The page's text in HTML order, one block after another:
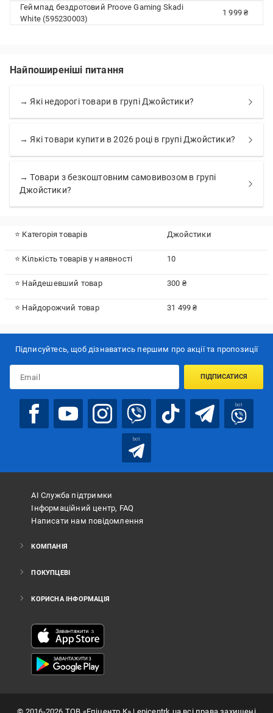
Геймпад бездротовий Proove Gaming Skadi
White (595230003)
1 999 ₴
Найпоширеніші питання
→ Які недорогі товари в групі Джойстики?
→ Які товари купити в 2026 році в групі Джойстики?
→ Товари з безкоштовним самовивозом в групі
Джойстики?
⭐ Категорія товарів Джойстики
⭐ Кількість товарів у наявності 10
⭐ Найдешевший товар 300 ₴
⭐ Найдорожчий товар 31 499 ₴
Підписуйтесь, щоб дізнаватись першим про акції та пропозиції
ПІДПИСАТИСЯ
bot
bot
АІ Служба підтримки
Інформаційний центр, FAQ
Написати нам повідомлення
КОМПАНІЯ
ПОКУПЦЕВІ
КОРИСНА ІНФОРМАЦІЯ